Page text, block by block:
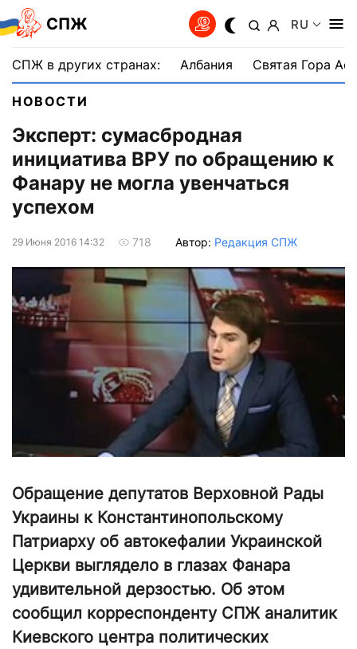
СПЖ RU
СПЖ в других странах: Албания Святая Гора
НОВОСТИ
Эксперт: сумасбродная
инициатива ВРУ по обращению к
Фанару не могла увенчаться
успехом
29 Июня 2016 14:32 718 Автор: Редакция СПЖ
Обращение депутатов Верховной Рады
Украины к Константинопольскому
Патриарху об автокефалии Украинской
Церкви выглядело в глазах Фанара
удивительной дерзостью. Об этом
сообщил корреспонденту СПЖ аналитик
Киевского центра политических